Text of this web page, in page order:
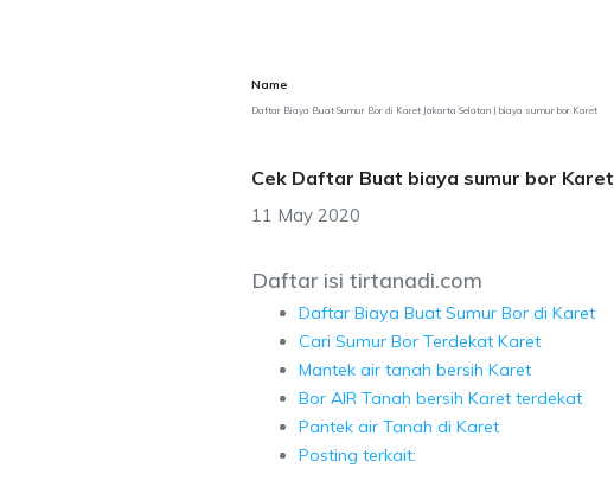
Name
Daftar Biaya Buat Sumur Bor di Karet Jakarta Selatan | biaya sumur bor Karet
Cek Daftar Buat biaya sumur bor Karet
11 May 2020
Daftar isi tirtanadi.com
Daftar Biaya Buat Sumur Bor di Karet
Cari Sumur Bor Terdekat Karet
Mantek air tanah bersih Karet
Bor AIR Tanah bersih Karet terdekat
Pantek air Tanah di Karet
Posting terkait: